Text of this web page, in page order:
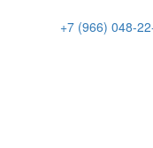
+7 (966) 048-